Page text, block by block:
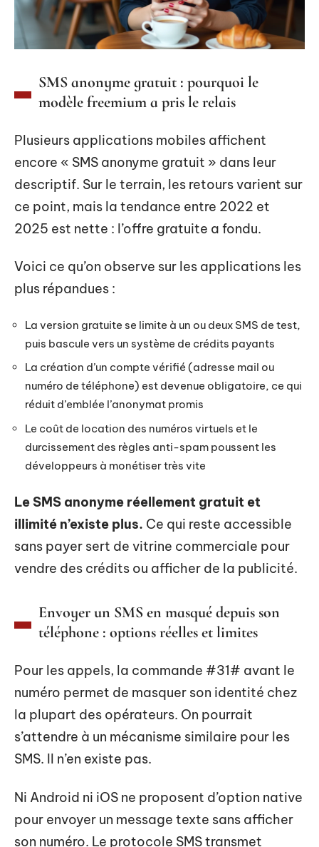
SMS anonyme gratuit : pourquoi le
modèle freemium a pris le relais
Plusieurs applications mobiles affichent
encore « SMS anonyme gratuit » dans leur
descriptif. Sur le terrain, les retours varient sur
ce point, mais la tendance entre 2022 et
2025 est nette : l’offre gratuite a fondu.
Voici ce qu’on observe sur les applications les
plus répandues :
La version gratuite se limite à un ou deux SMS de test,
puis bascule vers un système de crédits payants
La création d’un compte vérifié (adresse mail ou
numéro de téléphone) est devenue obligatoire, ce qui
réduit d’emblée l’anonymat promis
Le coût de location des numéros virtuels et le
durcissement des règles anti-spam poussent les
développeurs à monétiser très vite
Le SMS anonyme réellement gratuit et
illimité n’existe plus. Ce qui reste accessible
sans payer sert de vitrine commerciale pour
vendre des crédits ou afficher de la publicité.
Envoyer un SMS en masqué depuis son
téléphone : options réelles et limites
Pour les appels, la commande #31# avant le
numéro permet de masquer son identité chez
la plupart des opérateurs. On pourrait
s’attendre à un mécanisme similaire pour les
SMS. Il n’en existe pas.
Ni Android ni iOS ne proposent d’option native
pour envoyer un message texte sans afficher
son numéro. Le protocole SMS transmet